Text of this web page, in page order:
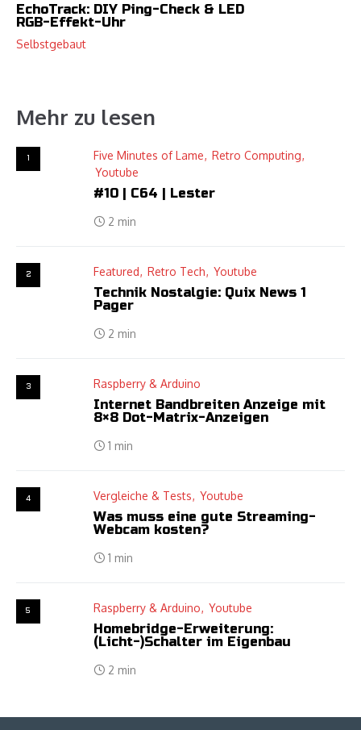
EchoTrack: DIY Ping-Check & LED
RGB-Effekt-Uhr
Selbstgebaut
Mehr zu lesen
Five Minutes of Lame
Retro Computing
Youtube
#10 | C64 | Lester
2 min
2 Featured Retro Tech Youtube
Technik Nostalgie: Quix News 1
Pager
2 min
3 Raspberry & Arduino
Internet Bandbreiten Anzeige mit
8×8 Dot-Matrix-Anzeigen
1 min
4 Vergleiche & Tests Youtube
Was muss eine gute Streaming-
Webcam kosten?
1 min
5 Raspberry & Arduino Youtube
Homebridge-Erweiterung:
(Licht-)Schalter im Eigenbau
2 min